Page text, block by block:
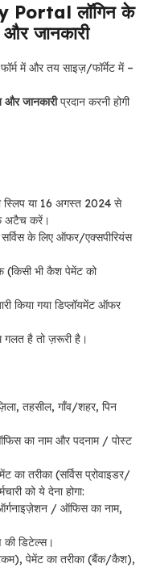
Portalलॉगिन के
जानकारी
में और तय साइज़/फॉर्मेट में –
और जानकारीप्रदान करनी होगी
स्लिप या 16 अगस्त 2024 से
अटैच करें।
के लिए ऑफर/एक्सपीरियंस
(किसी भी कैश पेमेंट को
किया गया डिप्लॉयमेंट ऑफर
गलत है तो ज़रूरी है।
तहसील, गाँव/शहर, पिन
का नाम और पदनाम / पोस्ट
का तरीका (सर्विस प्रोवाइडर/
को ये देना होगा:
/ ऑफिस का नाम,
की डिटेल्स।
पेमेंट का तरीका (बैंक/कैश),